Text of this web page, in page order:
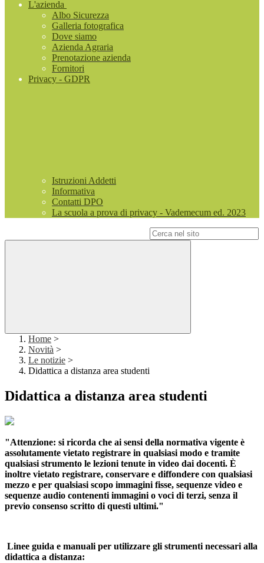
L'azienda
Albo Sicurezza
Galleria fotografica
Dove siamo
Azienda Agraria
Prenotazione azienda
Fornitori
Privacy - GDPR
Istruzioni Addetti
Informativa
Contatti DPO
La scuola a prova di privacy - Vademecum ed. 2023
Home >
Novità >
Le notizie >
Didattica a distanza area studenti
Didattica a distanza area studenti
"Attenzione: si ricorda che ai sensi della normativa vigente è
assolutamente vietato registrare in qualsiasi modo e tramite
qualsiasi strumento le lezioni tenute in video dai docenti. È
inoltre vietato registrare, conservare e diffondere con qualsiasi
mezzo e per qualsiasi scopo immagini fisse, sequenze video e
sequenze audio contenenti immagini o voci di terzi, senza il
previo consenso scritto di questi ultimi."
Linee guida e manuali per utilizzare gli strumenti necessari alla
didattica a distanza: